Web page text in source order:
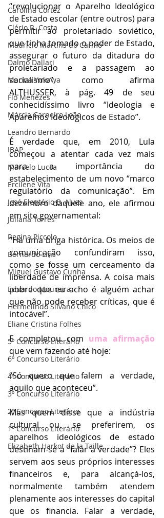
Carolina Cortez
Clério R. Costa
Maurício Martins do Carmo
Dalmo Dallari
Marina Yukawa
Flo Menezes
Márcia Carneiro Leão
Leandro Bernardo
IBAP
Marcelo Lucca
Ercilene Vita
José Eleutério B. Alves
Juliana Torres
Regina Piccolo
Bernardo Lins
Miguel Gustavo Cunha
Eduardo Moureira
Hermelindo Silvano Chico
Eliane Cristina Folhes
5º Concurso Literário
6º Concurso Literário
4º Concurso Literário
3º Concurso Literário
2º Concurso Literário
1º Concurso Literário
Elizabeth Harkot de la Taille
“revolucionar o Aparelho Ideológico
de Estado escolar (entre outros) para
permitir ao proletariado soviético,
que tinha tomado o poder de Estado,
assegurar o futuro da ditadura do
proletariado e a passagem ao
socialismo”, como afirma
ALTHUSSER, à pág. 49 de seu
conhecidíssimo livro “Ideologia e
Aparelhos Ideológicos de Estado”.
É verdade que, em 2010, Lula
começou a atentar cada vez mais
para a importância do
estabelecimento de um novo “marco
regulatório da comunicação”. Em
dezembro daquele ano, ele afirmou
em site governamental:
“Há uma briga histórica. Os meios de
comunicação confundiram isso,
como se fosse um cerceamento da
liberdade de imprensa. A coisa mais
pobre que eu acho é alguém achar
que não pode receber críticas, que é
intocável”.
E completou com uma afirmação
que vem fazendo até hoje:
“Só quero que falem a verdade,
aquilo que aconteceu”.
Mas quem disse que a indústria
cultural ou, se preferirem, os
aparelhos ideológicos de estado
destinam-se a “falar a verdade”? Eles
servem aos seus próprios interesses
financeiros e, para alcançá-los,
normalmente também atendem
plenamente aos interesses do capital
que os financia. Falar a verdade,